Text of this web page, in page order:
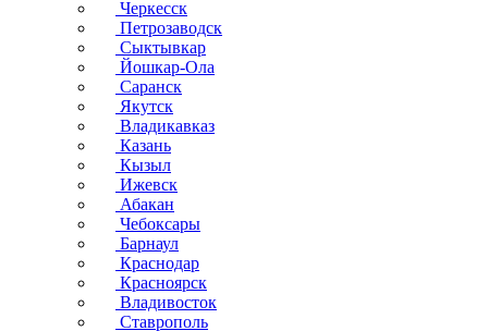
Черкесск
Петрозаводск
Сыктывкар
Йошкар-Ола
Саранск
Якутск
Владикавказ
Казань
Кызыл
Ижевск
Абакан
Чебоксары
Барнаул
Краснодар
Красноярск
Владивосток
Ставрополь